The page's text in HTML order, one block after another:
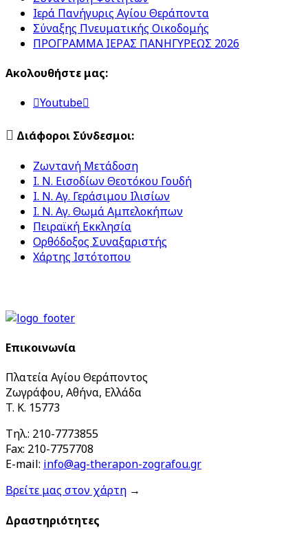
Ιερά Πανήγυρις Αγίου Θεράποντα
Σύναξης Πνευματικής Οικοδομής
ΠΡΟΓΡΑΜΜΑ ΙΕΡΑΣ ΠΑΝΗΓΥΡΕΩΣ 2026
Ακολουθήστε μας:
Youtube
 Διάφοροι Σύνδεσμοι:
Ζωντανή Μετάδοση
Ι. Ν. Εισοδίων Θεοτόκου Γουδή
Ι. Ν. Αγ. Γεράσιμου Ιλισίων
Ι. Ν. Αγ. Θωμά Αμπελοκήπων
Πειραϊκή Εκκλησία
Ορθόδοξος Συναξαριστής
Χάρτης Ιστότοπου
Επικοινωνία
Πλατεία Αγίου Θεράποντος
Ζωγράφου, Αθήνα, Ελλάδα
T. K. 15773
Τηλ.: 210-7773855
Fax: 210-7757708
E-mail: info@ag-therapon-zografou.gr
Βρείτε μας στον χάρτη →
Δραστηριότητες